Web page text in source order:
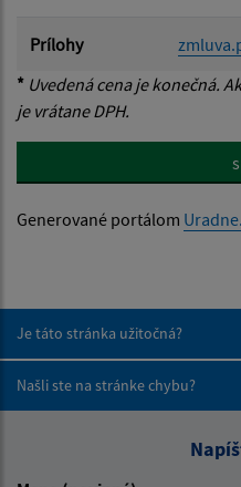
Prílohy
* Uvedená cena je konečná.
je vrátane DPH.
Generované portálom
Je táto stránka užitočná?
Našli ste na stránke chybu?